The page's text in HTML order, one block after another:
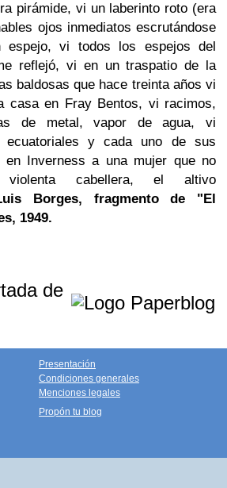
pirámide, vi un laberinto roto (era
ojos inmediatos escrutándose
vi todos los espejos del
reflejó, vi en un traspatio de la
baldosas que hace treinta años vi
casa en Fray Bentos, vi racimos,
de metal, vapor de agua, vi
ecuatoriales y cada uno de sus
Inverness a una mujer que no
cabellera, el altivo
Borges, fragmento de "El
1949.
de
Presentación
Condiciones generales
Menciones legales
Propón tu blog